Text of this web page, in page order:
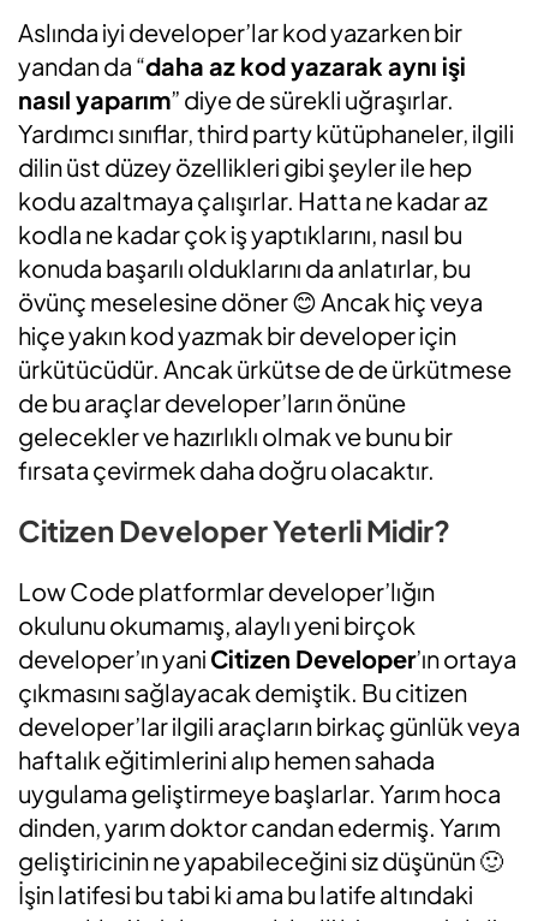
Aslında iyi developer’lar kod yazarken bir
yandan da “daha az kod yazarak aynı işi
nasıl yaparım” diye de sürekli uğraşırlar.
Yardımcı sınıflar, third party kütüphaneler, ilgili
dilin üst düzey özellikleri gibi şeyler ile hep
kodu azaltmaya çalışırlar. Hatta ne kadar az
kodla ne kadar çok iş yaptıklarını, nasıl bu
konuda başarılı olduklarını da anlatırlar, bu
övünç meselesine döner 😊 Ancak hiç veya
hiçe yakın kod yazmak bir developer için
ürkütücüdür. Ancak ürkütse de de ürkütmese
de bu araçlar developer’ların önüne
gelecekler ve hazırlıklı olmak ve bunu bir
fırsata çevirmek daha doğru olacaktır.
Citizen Developer Yeterli Midir?
Low Code platformlar developer’lığın
okulunu okumamış, alaylı yeni birçok
developer’ın yani Citizen Developer’ın ortaya
çıkmasını sağlayacak demiştik. Bu citizen
developer’lar ilgili araçların birkaç günlük veya
haftalık eğitimlerini alıp hemen sahada
uygulama geliştirmeye başlarlar. Yarım hoca
dinden, yarım doktor candan edermiş. Yarım
geliştiricinin ne yapabileceğini siz düşünün 🙂
İşin latifesi bu tabi ki ama bu latife altındaki